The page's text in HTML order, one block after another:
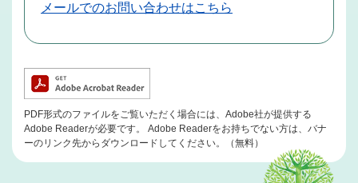
メールでのお問い合わせはこちら
PDF形式のファイルをご覧いただく場合には、Adobe社が提供する
Adobe Readerが必要です。
Adobe Readerをお持ちでない方は、バナ
ーのリンク先からダウンロードしてください。（無料）